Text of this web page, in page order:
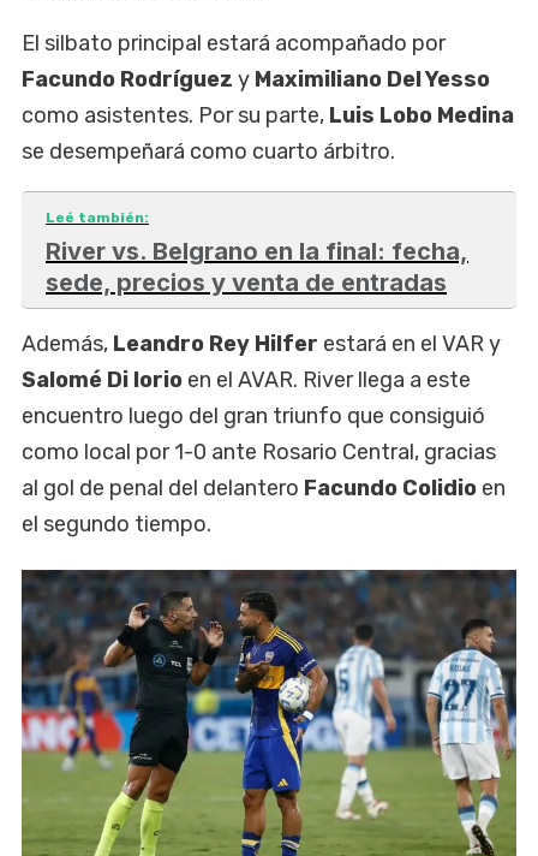
El silbato principal estará acompañado por
Facundo Rodríguez y Maximiliano Del Yesso
como asistentes. Por su parte, Luis Lobo Medina
se desempeñará como cuarto árbitro.
Leé también:
River vs. Belgrano en la final: fecha,
sede, precios y venta de entradas
Además, Leandro Rey Hilfer estará en el VAR y
Salomé Di Iorio en el AVAR. River llega a este
encuentro luego del gran triunfo que consiguió
como local por 1-0 ante Rosario Central, gracias
al gol de penal del delantero Facundo Colidio en
el segundo tiempo.